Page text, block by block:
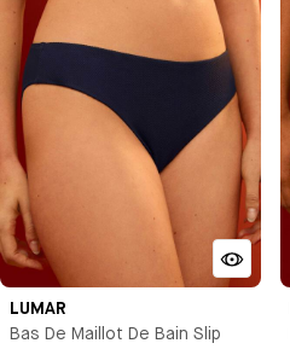
LUMAR
Bas De Maillot De Bain Slip